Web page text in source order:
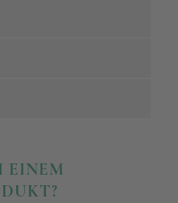
EINEM